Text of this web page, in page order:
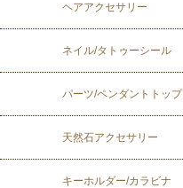
ヘアアクセサリー
ネイル/タトゥーシール
パーツ/ペンダントトップ
天然石アクセサリー
キーホルダー/カラビナ